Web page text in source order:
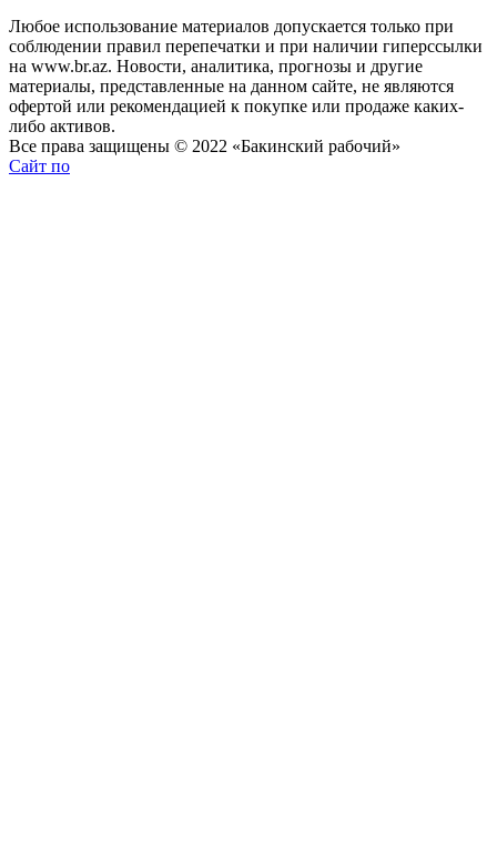
Любое использование материалов допускается только при
соблюдении правил перепечатки и при наличии гиперссылки
на www.br.az. Новости, аналитика, прогнозы и другие
материалы, представленные на данном сайте, не являются
офертой или рекомендацией к покупке или продаже каких-
либо активов.
Все права защищены © 2022 «Бакинский рабочий»
Сайт по